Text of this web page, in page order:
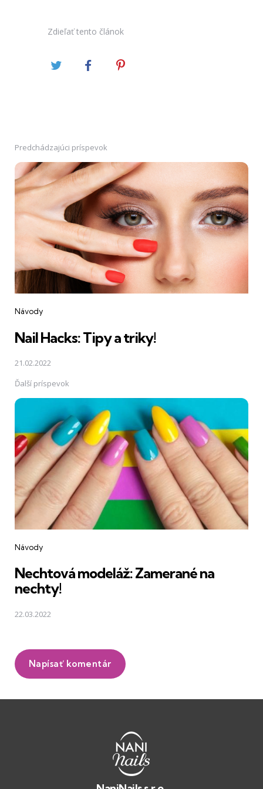
Zdieľať tento článok
Post
navigation
Predchádzajúci príspevok
Návody
Nail Hacks: Tipy a triky!
21.02.2022
Ďalší príspevok
Návody
Nechtová modeláž: Zamerané na
nechty!
22.03.2022
Napísať komentár